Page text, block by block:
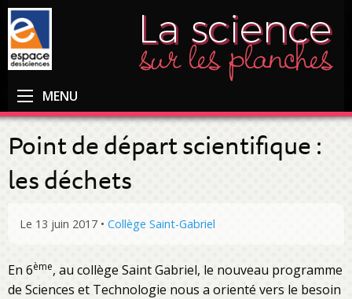
MENU
Point de départ scientifique :
les déchets
Le 13 juin 2017 • Collège Saint-Gabriel
En 6ème, au collège Saint Gabriel, le nouveau programme
de Sciences et Technologie nous a orienté vers le besoin